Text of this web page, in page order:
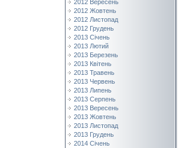
2012 Вересень
2012 Жовтень
2012 Листопад
2012 Грудень
2013 Січень
2013 Лютий
2013 Березень
2013 Квітень
2013 Травень
2013 Червень
2013 Липень
2013 Серпень
2013 Вересень
2013 Жовтень
2013 Листопад
2013 Грудень
2014 Січень